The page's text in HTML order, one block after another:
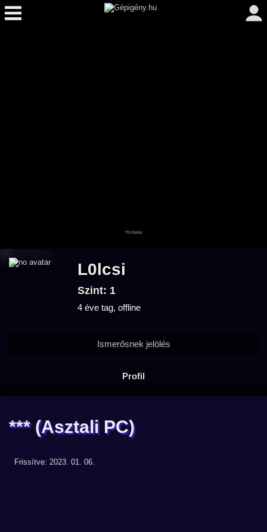
L0lcsi
Szint: 1
4 éve tag, offline
Profil
Ismerősnek jelölés
***(Asztali PC)
Frissítve: 2023. 01. 06.